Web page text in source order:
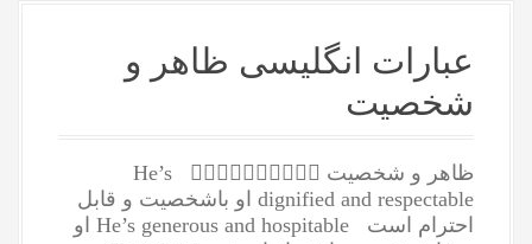
عبارات انگلیسی ظاهر و
شخصیت
ظاهر و شخصیت 👇🏻👇🏻👇🏻👇🏻👇🏻 He’s
dignified and respectable او باشخصیت و قابل
احترام است He’s generous and hospitable او